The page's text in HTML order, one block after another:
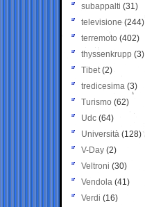
subappalti (31)
televisione(244)
terremoto (402)
thyssenkrupp (3)
Tibet(2)
tredicesima (3)
Turismo (62)
Udc (64)
Università (128)
V-Day (2)
Veltroni (30)
Vendola (41)
Verdi (16)